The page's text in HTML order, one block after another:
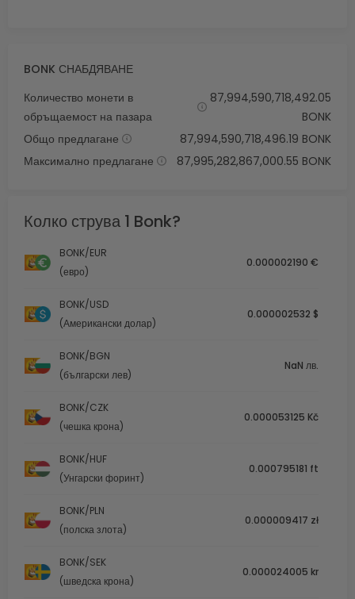
BONK СНАБДЯВАНЕ
Количество монети в
обръщаемост на пазара
87,994,590,718,492.05
BONK
Общо предлагане
87,994,590,718,496.19 BONK
Максимално предлагане
87,995,282,867,000.55 BONK
Колко струва 1 Bonk?
BONK/EUR
(евро)
0.000002190 €
BONK/USD
(Американски долар)
0.000002532 $
BONK/BGN
(български лев)
NaN лв.
BONK/CZK
(чешка крона)
0.000053125 Kč
BONK/HUF
(Унгарски форинт)
0.000795181 ft
BONK/PLN
(полска злота)
0.000009417 zł
BONK/SEK
(шведска крона)
0.000024005 kr